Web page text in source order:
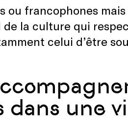
ou francophones
la culture qui
celui d’être
dans une